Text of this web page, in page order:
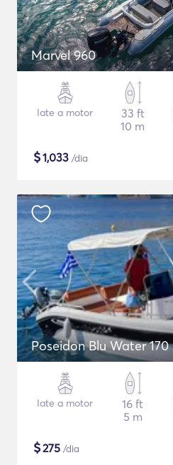
Marvel 960
Iate a motor
33 ft
10 m
$1,033 /dia
Poseidon Blu Water 170
Iate a motor
16 ft
5 m
$275 /dia